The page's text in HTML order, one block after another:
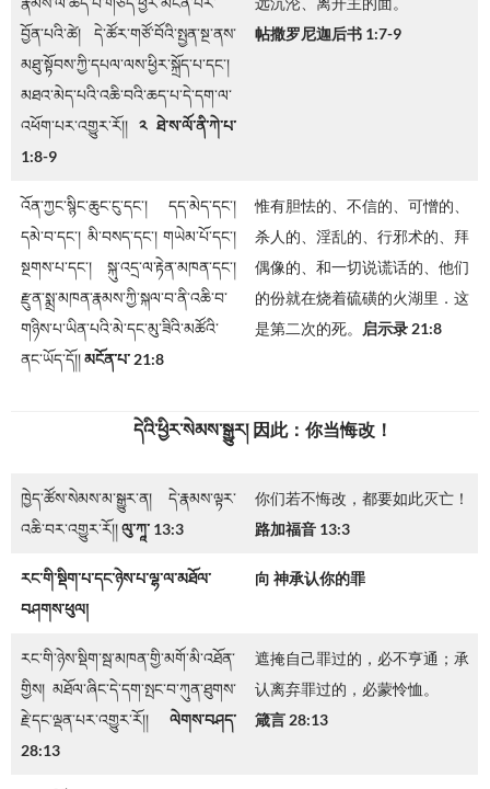
བྱོན་པའི་ཚེ། དེ་ཚོར་གཙོ་བོའི་སྤྱན་སྔ་ནས་
མཐུ་སྟོབས་ཀྱི་དཔལ་ལས་ཕྱིར་སྐྲོད་པ་དང་།
མཐའ་མེད་པའི་འཆི་བའི་ཆད་པ་དེ་དག་ལ་
འཕོག་པར་འགྱུར་རོ།། ༢ ཐེ་ས་ལོ་ནི་ཀེ་པ་
1:8-9
帖撒罗尼迦后书 1:7-9
འོན་ཀྱང་སྙིང་ཆུང་ངུ་དང་། དད་མེད་དང་།
དམེ་བ་དང་། མི་བསད་དང་། གཡེམ་པོ་དང་།
སྔགས་པ་དང་། སྐུ་འདྲ་ལ་རྟེན་མཁན་དང་།
རྫུན་སྨྲ་མཁན་རྣམས་ཀྱི་སྐལ་བ་ནི་འཆི་བ་
གཉིས་པ་ཡིན་པའི་མེ་དང་མུ་ཟིའི་མཚོའི་
ནང་ཡོད་དོ།།མངོན་པ་ 21:8
惟有胆怯的、不信的、可憎的、
杀人的、淫乱的、行邪术的、拜
偶像的、和一切说谎话的、他们
的份就在烧着硫磺的火湖里．这
是第二次的死。
启示录 21:8
དེའི་ཕྱིར་སེམས་སྒྱུར། 因此：你当悔改！
ཁྱེད་ཚོས་སེམས་མ་སྒྱུར་ན། དེ་རྣམས་ལྟར་
འཆི་བར་འགྱུར་རོ།།ལུ་ཀཱ་ 13:3
你们若不悔改，都要如此灭亡！
路加福音 13:3
རང་གི་སྡིག་པ་དང་ཉེས་པ་ལྷ་ལ་མཐོལ་
བཤགས་ཕུལ།
向 神承认你的罪
རང་གི་ཉེས་སྡིག་སྦ་མཁན་གྱི་མགོ་མི་འཐོན་
གྱིས། མཐོལ་ཞིང་དེ་དག་སྤང་བ་ཀུན་ཐུགས་
རྗེ་དང་ལྡན་པར་འགྱུར་རོ།། ལེགས་བཤད་
28:13
遮掩自己罪过的，必不亨通；承
认离弃罪过的，必蒙怜恤。
箴言 28:13